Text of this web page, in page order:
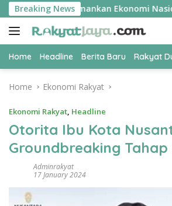
Skip
to
content
Breaking News
Kunci Amankan Ekonomi Nasional
Home Headline Berita Baru Rakyat
Home Ekonomi Rakyat
Ekonomi Rakyat, Headline
Otorita Ibu Kota
Groundbreaking Tahap
Adminrakyat
17 January 2024